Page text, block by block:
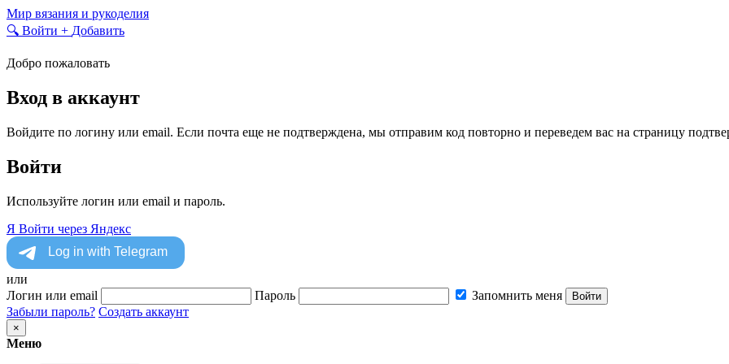
Skip
to
Мир вязания и рукоделия
🔍 Войти + Добавить
Добро пожаловать
Вход в аккаунт
Войдите по логину или email. Если почта еще не подтверждена, мы отправим код повторно и переведем вас на страницу
Войти
Используйте логин или email и пароль.
Я Войти через Яндекс
или
Логин или email
Пароль Запомнить меня Войти
Забыли пароль? Создать аккаунт
×
Меню